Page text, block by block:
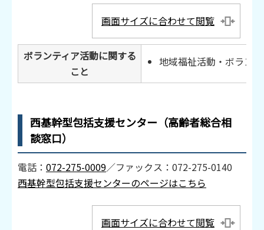
画面サイズに合わせて閲覧
ボランティア活動に関する
こと
地域福祉活動・ボラン
西基幹型包括支援センター（高齢者総合相
談窓口）
電話： 072-275-0009／ファックス：072-275-0140
西基幹型包括支援センターのページはこちら
画面サイズに合わせて閲覧